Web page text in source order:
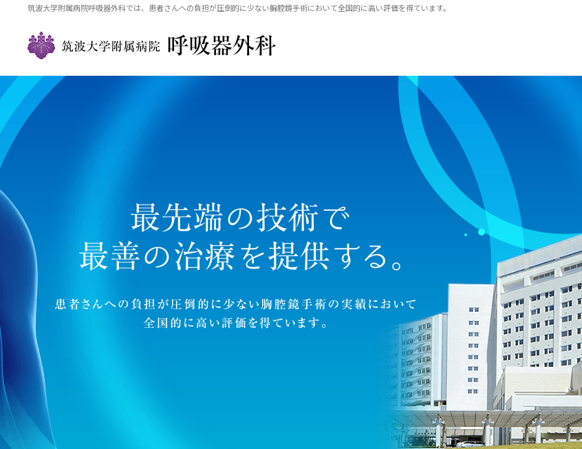
筑波大学附属病院呼吸器外科では、患者さんへの負担が圧倒的に少ない胸腔鏡手術において全国的に高い評価を得ています。